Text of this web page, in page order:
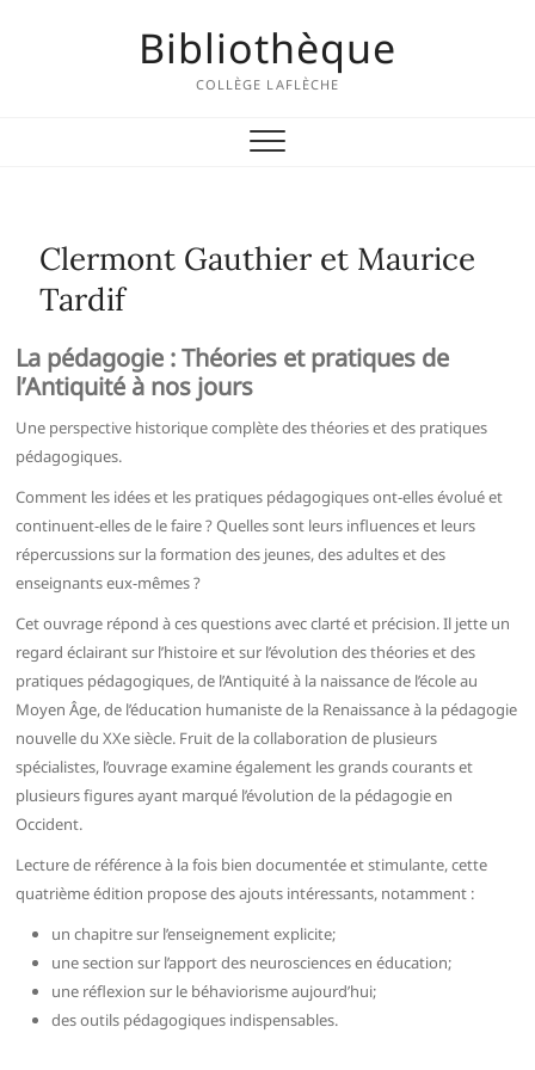
Bibliothèque
COLLÈGE LAFLÈCHE
Clermont Gauthier et Maurice
Tardif
La pédagogie : Théories et pratiques de
l’Antiquité à nos jours
Une perspective historique complète des théories et des pratiques
pédagogiques.
Comment les idées et les pratiques pédagogiques ont-elles évolué et
continuent-elles de le faire ? Quelles sont leurs influences et leurs
répercussions sur la formation des jeunes, des adultes et des
enseignants eux-mêmes ?
Cet ouvrage répond à ces questions avec clarté et précision. Il jette un
regard éclairant sur l’histoire et sur l’évolution des théories et des
pratiques pédagogiques, de l’Antiquité à la naissance de l’école au
Moyen Âge, de l’éducation humaniste de la Renaissance à la pédagogie
nouvelle du XXe siècle. Fruit de la collaboration de plusieurs
spécialistes, l’ouvrage examine également les grands courants et
plusieurs figures ayant marqué l’évolution de la pédagogie en
Occident.
Lecture de référence à la fois bien documentée et stimulante, cette
quatrième édition propose des ajouts intéressants, notamment :
un chapitre sur l’enseignement explicite;
une section sur l’apport des neurosciences en éducation;
une réflexion sur le béhaviorisme aujourd’hui;
des outils pédagogiques indispensables.